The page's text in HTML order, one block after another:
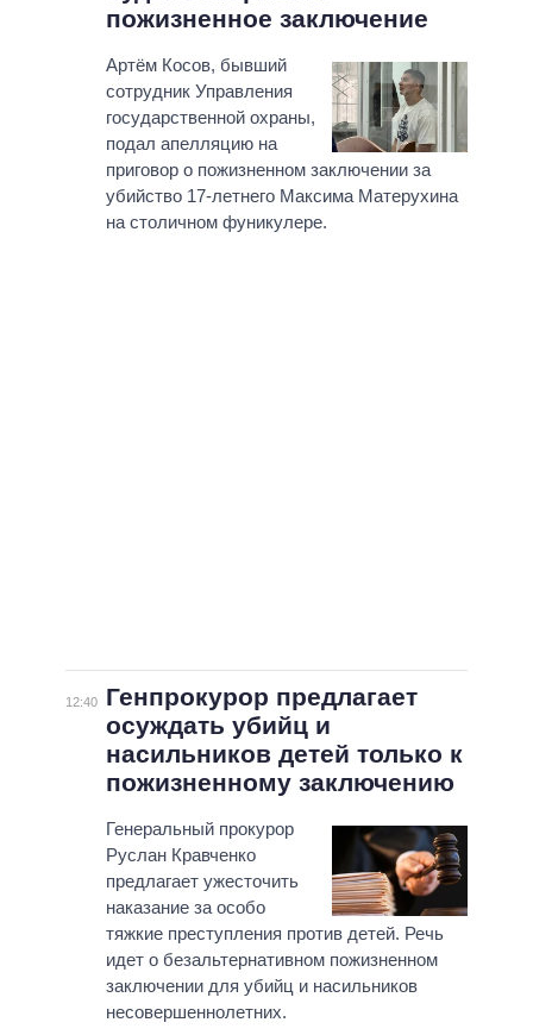
пожизненное заключение
Артём Косов, бывший
сотрудник Управления
государственной охраны,
подал апелляцию на
приговор о пожизненном заключении за
убийство 17-летнего Максима Матерухина
на столичном фуникулере.
12:40
Генпрокурор предлагает
осуждать убийц и
насильников детей только к
пожизненному заключению
Генеральный прокурор
Руслан Кравченко
предлагает ужесточить
наказание за особо
тяжкие преступления против детей. Речь
идет о безальтернативном пожизненном
заключении для убийц и насильников
несовершеннолетних.